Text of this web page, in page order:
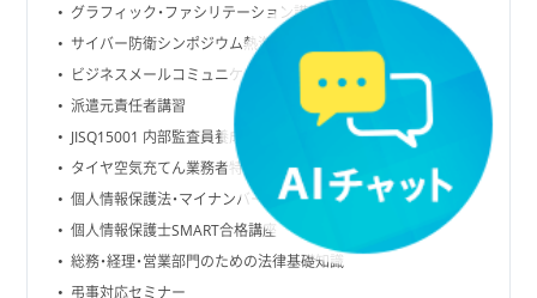
グラフィック・ファシリテーション講座【基礎編】
サイバー防衛シンポジウム熱海2021
ビジネスメールコミュニケーション講座
派遣元責任者講習
JISQ15001 内部監査員養成コース
タイヤ空気充てん業務者特別教育講習会
個人情報保護法・マイナンバーの基本と実務
個人情報保護士SMART合格講座
総務・経理・営業部門のための法律基礎知識
弔事対応セミナー